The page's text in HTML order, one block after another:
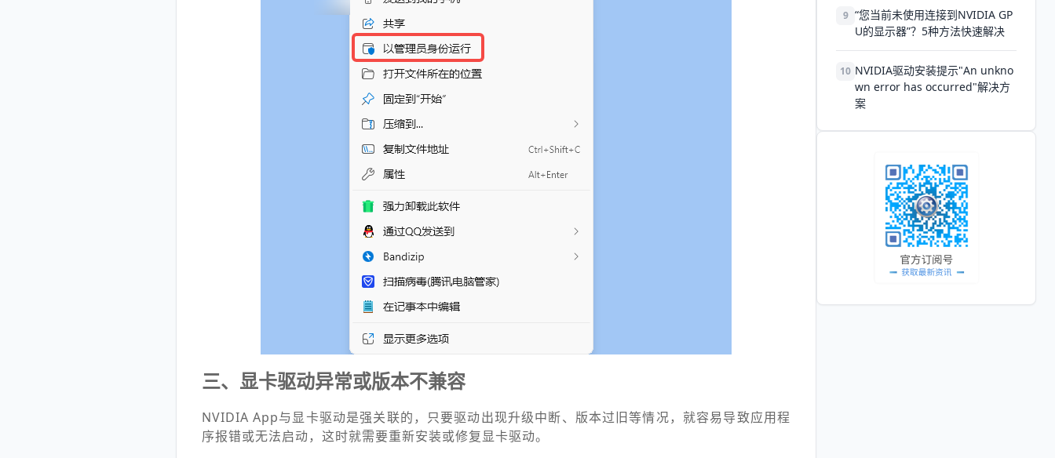
三、显卡驱动异常或版本不兼容
NVIDIA App与显卡驱动是强关联的，只要驱动出现升级中断、版本过旧等情况，就容易导致应用程
序报错或无法启动，这时就需要重新安装或修复显卡驱动。
9 “您当前未使用连接到NVIDIA GP
U的显示器”？5种方法快速解决
10 NVIDIA驱动安装提示"An unkno
wn error has occurred"解决方
案